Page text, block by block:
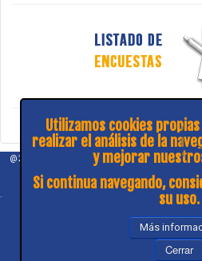
@ 2026 COPITIBA | Aviso legal |Política de
Mapa web
Utilizamos cookies
realizar el análisis de la
y mejorar
Si continua navegando,
su uso.
Más
Cerrar